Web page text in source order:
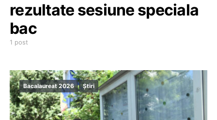
rezultate sesiune speciala
bac
1 post
Bacalaureat 2026 Știri